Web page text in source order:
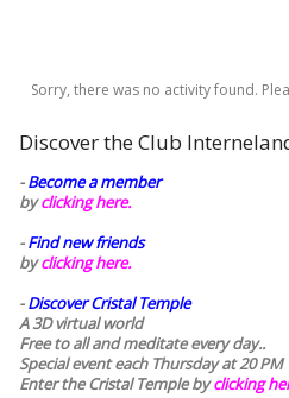
Sorry, there was no activity found.
Discover the Club
-Become a member
byclicking here.
-Find new friends
byclicking here.
-Discover Cristal Temple
A 3D virtual world
Free to all and meditate every day..
Special event each Thursday at 20 PM
Enter the Cristal Temple byclicking